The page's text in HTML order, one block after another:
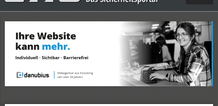
Sicherheitsportal
Zum
Inhalt
springen